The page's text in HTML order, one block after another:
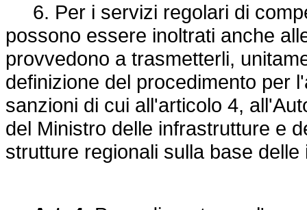
6. Per i servizi regolari di
possono essere inoltrati anche
provvedono a trasmetterli,
definizione del procedimento per
sanzioni di cui all'articolo 4,
del Ministro delle infrastrutture e
strutture regionali sulla base